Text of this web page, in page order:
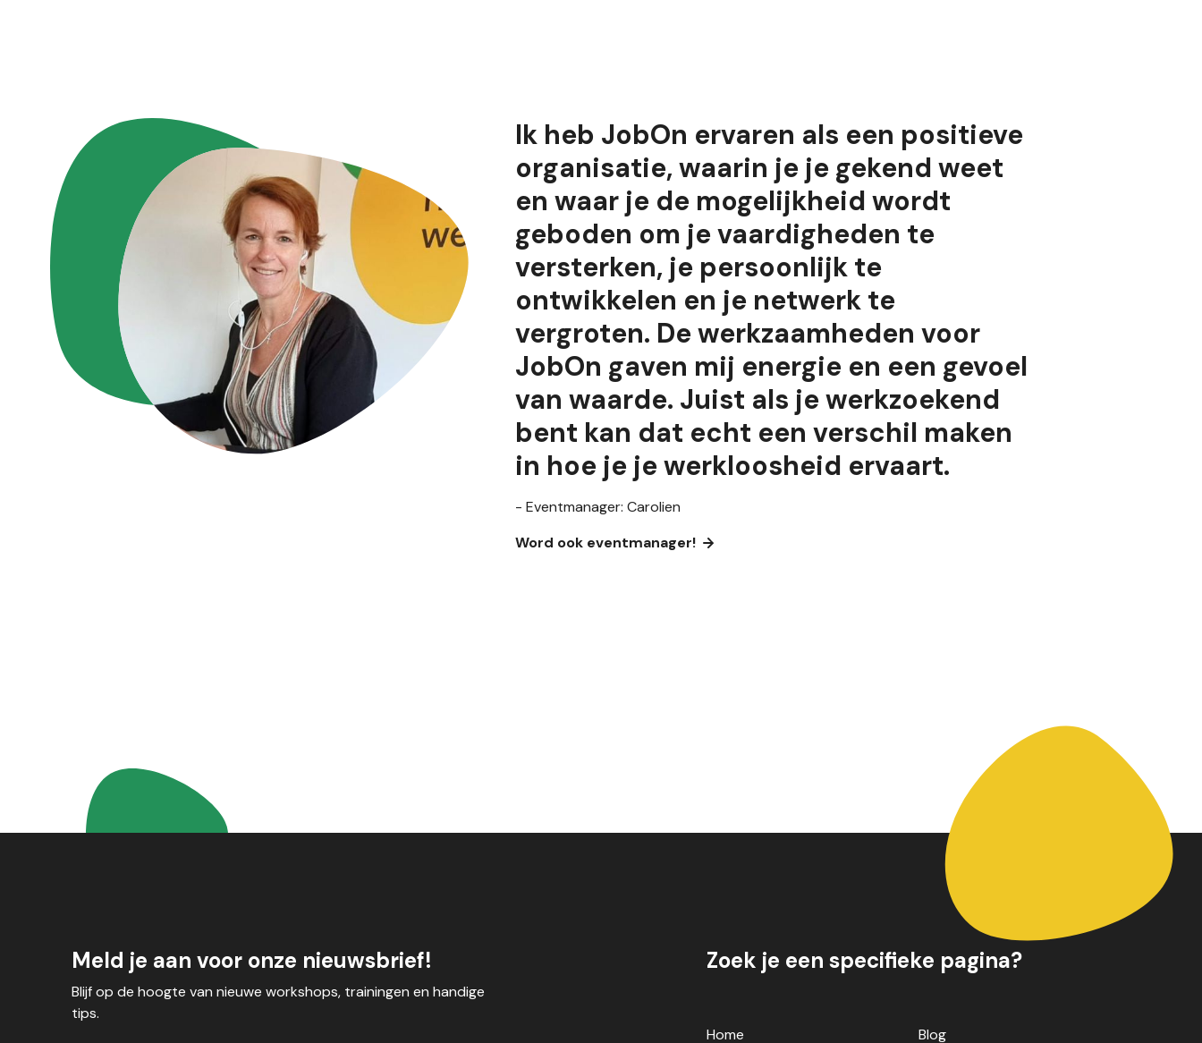
Ik heb JobOn ervaren als een positieve
organisatie, waarin je je gekend weet
en waar je de mogelijkheid wordt
geboden om je vaardigheden te
versterken, je persoonlijk te
ontwikkelen en je netwerk te
vergroten. De werkzaamheden voor
JobOn gaven mij energie en een gevoel
van waarde. Juist als je werkzoekend
bent kan dat echt een verschil maken
in hoe je je werkloosheid ervaart.
- Eventmanager: Carolien
Word ook eventmanager!
Meld je aan voor onze nieuwsbrief!
Blijf op de hoogte van nieuwe workshops, trainingen en handige
tips.
Zoek je een specifieke pagina?
Home Blog